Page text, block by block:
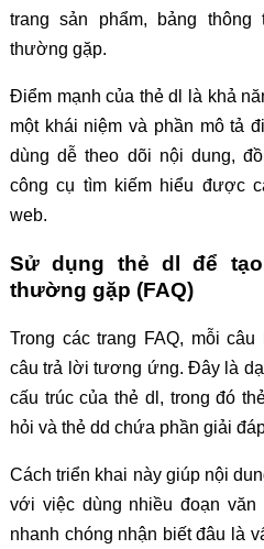
trang sản phẩm, bảng
thường gặp.
Điểm mạnh của thẻ dl là khả
một khái niệm và phần mô tả
dùng dễ theo dõi nội dung,
công cụ tìm kiếm hiểu được
web.
Sử dụng thẻ dl để
thường gặp (FAQ)
Trong các trang FAQ, mỗi
câu trả lời tương ứng. Đây là
cấu trúc của thẻ dl, trong đó
hỏi và thẻ dd chứa phần giải
Cách triển khai này giúp nội
với việc dùng nhiều đoạn
nhanh chóng nhận biết đâu là